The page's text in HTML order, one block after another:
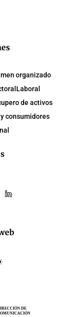
organizado
Laboral
de activos
consumidores
DE